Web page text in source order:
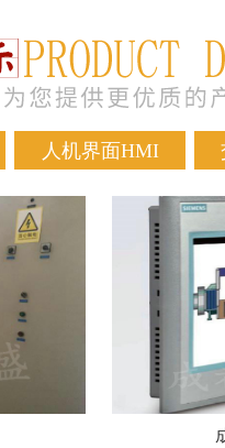
人机界面HMI